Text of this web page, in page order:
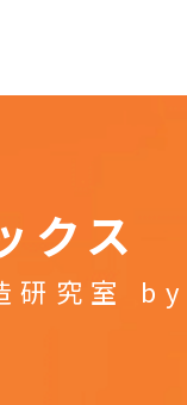
クス
研究室